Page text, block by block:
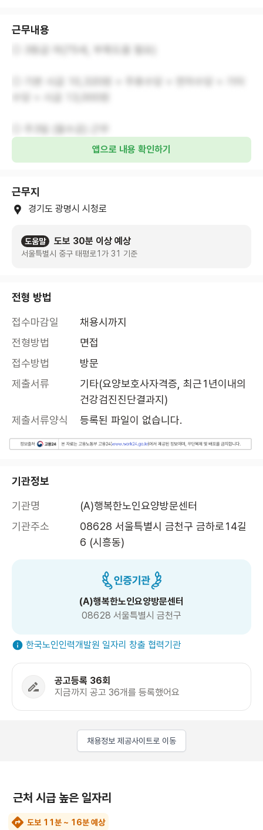
근무내용
앱으로 내용 확인하기
근무지
경기도 광명시 시청로
도움말 도보 30분 이상 예상
서울특별시 중구 태평로1가 31 기준
전형 방법
접수마감일
채용시까지
전형방법
면접
접수방법
방문
제출서류
기타(요양보호사자격증, 최근1년이내의
건강검진진단결과지)
제출서류양식
등록된 파일이 없습니다.
기관정보
기관명
(A)행복한노인요양방문센터
기관주소
08628 서울특별시 금천구 금하로14길
6 (시흥동)
(A)행복한노인요양방문센터
08628 서울특별시 금천구
한국노인인력개발원 일자리 창출 협력기관
공고등록 36회
지금까지 공고 36개를 등록했어요
채용정보 제공사이트로 이동
근처 시급 높은 일자리
도보 11분 ~ 16분 예상